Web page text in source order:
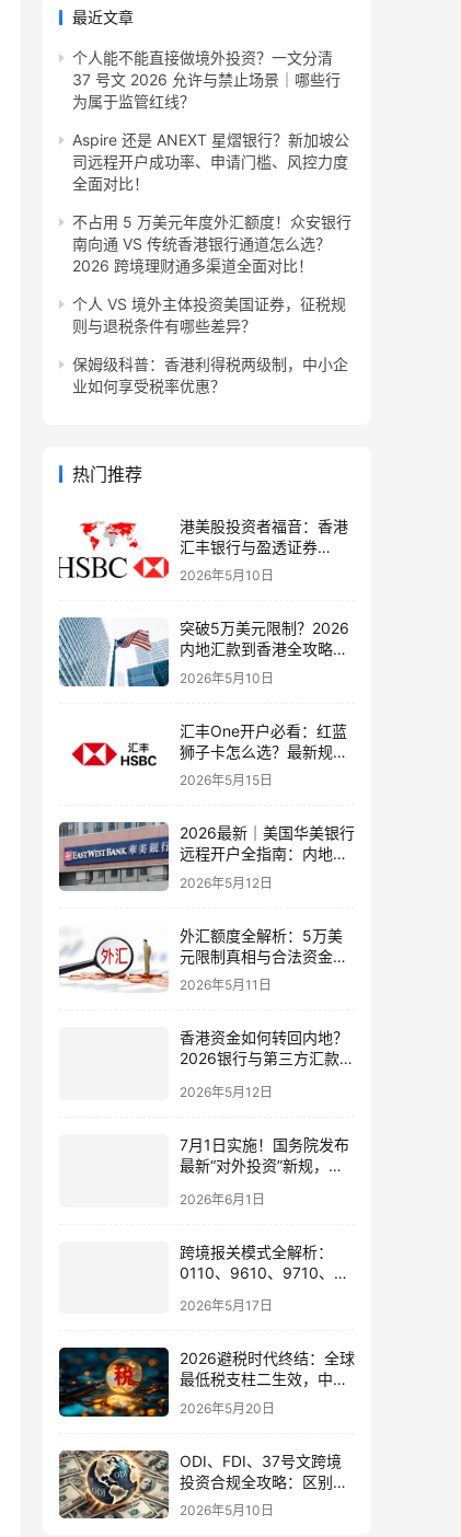
最近文章
个人能不能直接做境外投资？一文分清
37 号文 2026 允许与禁止场景｜哪些行
为属于监管红线？
Aspire 还是 ANEXT 星熠银行？新加坡公
司远程开户成功率、申请门槛、风控力度
全面对比！
不占用 5 万美元年度外汇额度！众安银行
南向通 VS 传统香港银行通道怎么选？
2026 跨境理财通多渠道全面对比！
个人 VS 境外主体投资美国证券，征税规
则与退税条件有哪些差异？
保姆级科普：香港利得税两级制，中小企
业如何享受税率优惠？
热门推荐
港美股投资者福音：香港
汇丰银行与盈透证券
（IBKR）绑定入金全流
2026年5月10日
突破5万美元限制？2026
内地汇款到香港全攻略：
4种合法路径、手续费对
比与避坑指南
2026年5月10日
汇丰One开户必看：红蓝
狮子卡怎么选？最新规则
+补办攻略+5个避坑指南
2026年5月15日
2026最新｜美国华美银行
远程开户全指南：内地居
民足不出户办理美股与跨
境账户实操解析
2026年5月12日
外汇额度全解析：5万美
元限制真相与合法资金出
境通道
2026年5月11日
香港资金如何转回内地？
2026银行与第三方汇款全
2026年5月12日
7月1日实施！国务院发布
最新“对外投资”新规，炒
会有何影响
2026年6月1日
跨境报关模式全解析：
0110、9610、9710、
别与最佳应用场景
2026年5月17日
2026避税时代终结：全球
最低税支柱二生效，中国
企业家海外公司合规3大
2026年5月20日
ODI、FDI、37号文跨境
投资合规全攻略：区别、
备案流程与政策详解（附
2026年5月10日